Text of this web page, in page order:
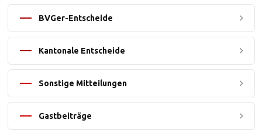
BVGer-Entscheide
Kantonale Entscheide
Sonstige Mitteilungen
Gastbeiträge